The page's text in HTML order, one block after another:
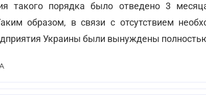
такого порядка было отведено 3
образом, в связи с отсутствием
Украины были вынуждены полностью